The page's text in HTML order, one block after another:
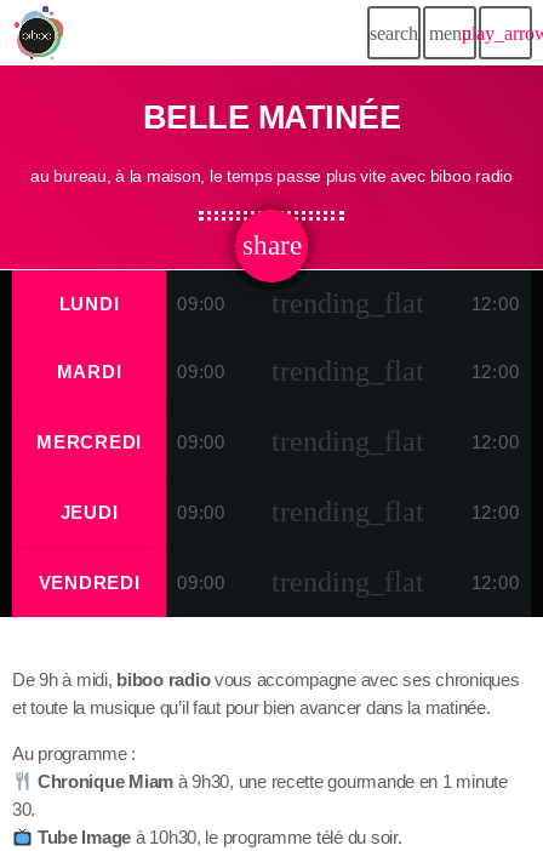
search menu
BELLE MATINÉE
au bureau, à la maison, le temps passe plus vite avec biboo radio
share
email
LUNDI 09:00 trending_flat 12:00
MARDI 09:00 trending_flat 12:00
MERCREDI 09:00 trending_flat 12:00
JEUDI 09:00 trending_flat 12:00
VENDREDI 09:00 trending_flat 12:00
De 9h à midi, biboo radiovous accompagne avec ses chroniques
et toute la musique qu’il faut pour bien avancer dans la matinée.
Au programme :
Chronique Miam à 9h30, une recette gourmande en 1 minute
30.
Tube Image à 10h30, le programme télé du soir.